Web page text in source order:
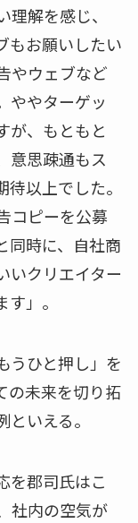
解を感じ、
もお願いしたい
やウェブなど
ややターゲッ
が、もともと
意思疎通もス
以上でした。
コピーを公募
同時に、自社商
いクリエイター
」。
うひと押し」を
の未来を切り拓
いえる。
を郡司氏はこ
社内の空気が